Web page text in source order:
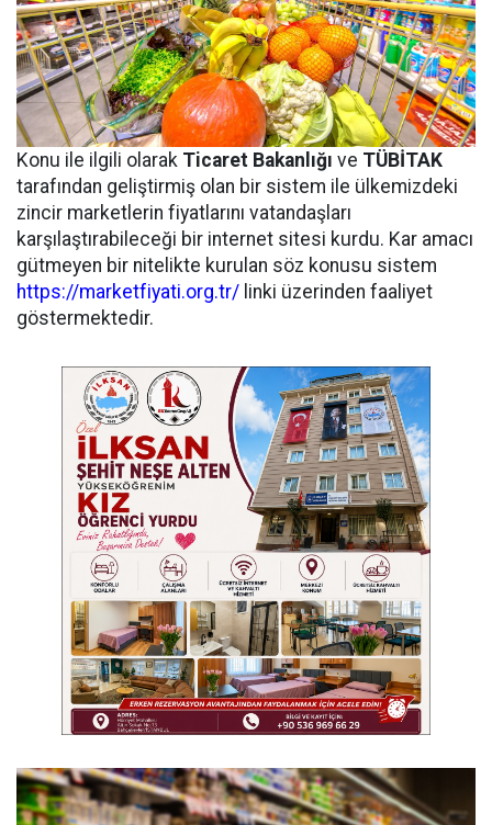
Konu ile ilgili olarak Ticaret Bakanlığı ve TÜBİTAK
tarafından geliştirmiş olan bir sistem ile ülkemizdeki
zincir marketlerin fiyatlarını vatandaşları
karşılaştırabileceği bir internet sitesi kurdu. Kar amacı
gütmeyen bir nitelikte kurulan söz konusu sistem
https://marketfiyati.org.tr/ linki üzerinden faaliyet
göstermektedir.